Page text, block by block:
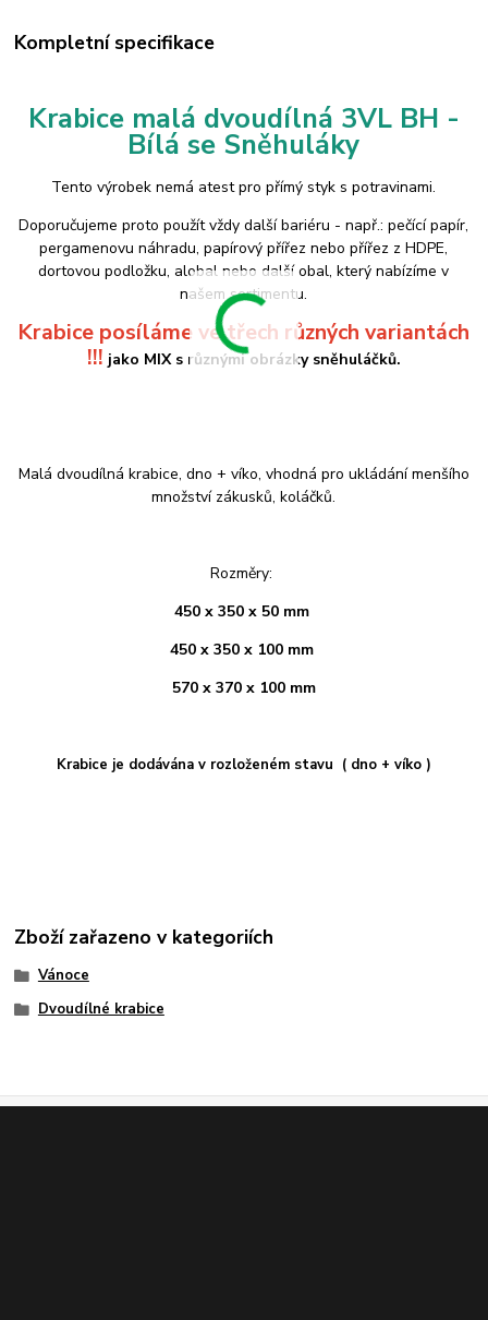
Kompletní specifikace
Krabice malá dvoudílná 3VL BH -
Bílá se Sněhuláky
Tento výrobek nemá atest pro přímý styk s potravinami.
Doporučujeme proto použít vždy další bariéru - např.: pečící papír,
pergamenovu náhradu, papírový přířez nebo přířez z HDPE,
dortovou podložku, alobal nebo další obal, který nabízíme v
našem sortimentu.
Krabice posíláme ve třech různých variantách
!!! jako MIX s různými obrázky sněhuláčků.
Malá dvoudílná krabice, dno + víko, vhodná pro ukládání menšího
množství zákusků, koláčků.
Rozměry:
450 x 350 x 50 mm
450 x 350 x 100 mm
570 x 370 x 100 mm
Krabice je dodávána v rozloženém stavu ( dno + víko )
Zboží zařazeno v kategoriích
Vánoce
Dvoudílné krabice